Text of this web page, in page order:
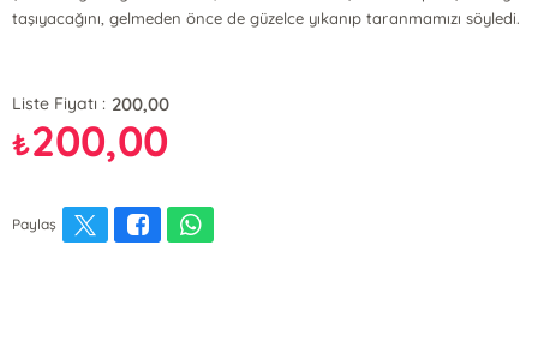
taşıyacağını, gelmeden önce de güzelce yıkanıp taranmamızı söyledi.
Liste Fiyatı : 200,00
₺200,00
Paylaş